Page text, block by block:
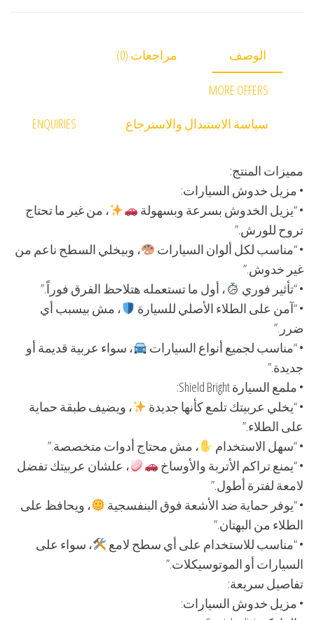
الوصف مراجعات (0)
MORE OFFERS
سياسة الاستبدال والاسترجاع
ENQUIRIES
مميزات المنتج:
• مزيل خدوش السيارات:
• “يزيل الخدوش بسرعة وبسهولة
، من غير ما تحتاج
تروح للورش.”
• “مناسب لكل ألوان السيارات
، وبيخلي السطح ناعم من
غير خدوش.”
• “تأثير فوري
، أول ما تستعمله هتلاحظ الفرق فوراً.”
• “آمن على الطلاء الأصلي للسيارة
، مش بيسبب أي
ضرر.”
• “مناسب لجميع أنواع السيارات
، سواء عربية قديمة أو
جديدة.”
• ملمع السيارة Shield Bright:
• “يخلي عربيتك تلمع كأنها جديدة
، ويضيف طبقة حماية
على الطلاء.”
• “سهل الاستخدام
، مش محتاج أدوات متخصصة.”
• “يمنع تراكم الأتربة والأوساخ
، علشان عربيتك تفضل
لامعة لفترة أطول.”
• “يوفر حماية ضد الأشعة فوق البنفسجية
، ويحافظ على
الطلاء من البهتان.”
• “مناسب للاستخدام على أي سطح لامع
، سواء على
السيارات أو الموتوسيكلات.”
تفاصيل سريعة:
• مزيل خدوش السيارات: